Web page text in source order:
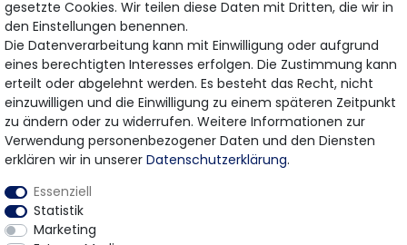
Bezahlung & Versand
Wir bieten Ihnen viele Möglichkeiten einer sicheren
Bezahlung.
gesetzte Cookies. Wir teilen diese Daten mit Dritten, die wir in
den Einstellungen benennen.
Die Datenverarbeitung kann mit Einwilligung oder aufgrund
eines berechtigten Interesses erfolgen. Die Zustimmung kann
erteilt oder abgelehnt werden. Es besteht das Recht, nicht
einzuwilligen und die Einwilligung zu einem späteren Zeitpunkt
zu ändern oder zu widerrufen. Weitere Informationen zur
Verwendung personenbezogener Daten und den Diensten
erklären wir in unserer Daten­schutz­erklärung.
Essenziell
Statistik
Marketing